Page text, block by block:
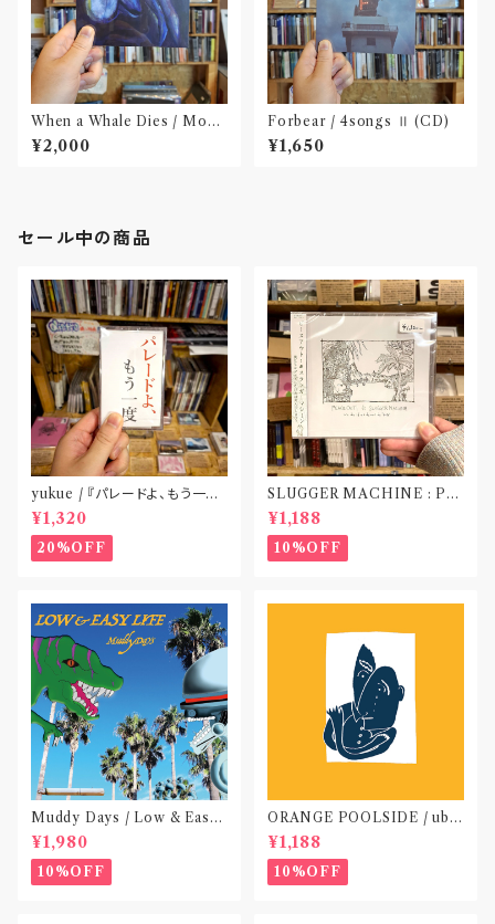
When a Whale Dies / Moby
Dick(CD)
¥2,000
Forbear / 4songs Ⅱ (CD)
¥1,650
セール中の商品
yukue / 『パレードよ、もう一度』
(TAPE)
¥1,320
20%OFF
SLUGGER MACHINE : PE
ACE OUT! / we die if we d
o not do “DIG”(SPLIT CD)
〝横浜&札幌〟
¥1,188
10%OFF
Muddy Days / Low & Easy
Life〝東京〟
¥1,980
10%OFF
ORANGE POOLSIDE / ubu
(CD作品)〝神奈川・厚木〟
¥1,188
10%OFF